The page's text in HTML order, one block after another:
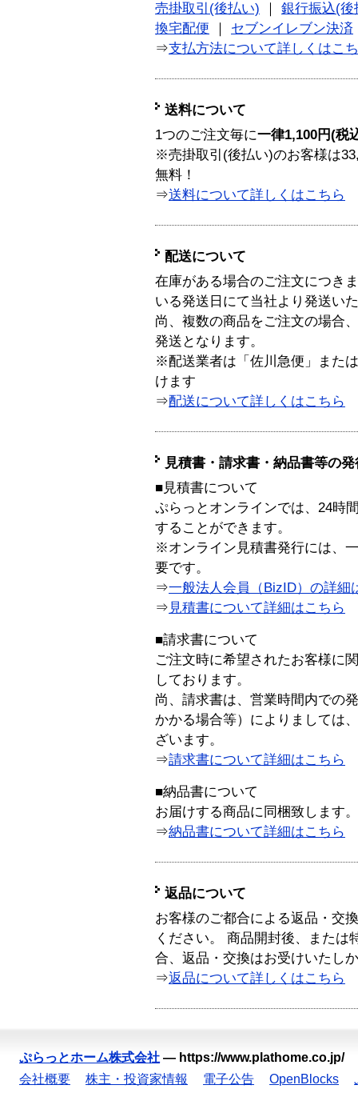
売掛取引(後払い)
銀行振込(後
換宅配便
セブンイレブン決済
⇒支払方法について詳しくはこ
送料について
1つのご注文毎に一律1,100円(税
※売掛取引(後払い)のお客様は
無料！
⇒送料について詳しくはこちら
配送について
在庫がある場合のご注文につき
いる発送日にて当社より発送い
尚、複数の商品をご注文の場合
発送となります。
※配送業者は「佐川急便」また
けます
⇒配送について詳しくはこちら
見積書・請求書・納品書等の
■見積書について
ぷらっとオンラインでは、24時
することができます。
※オンライン見積書発行には、
要です。
⇒一般法人会員（BizID）の詳細
⇒ 見積書について詳細はこちら
■請求書について
ご注文時に希望されたお客様に
しております。
尚、請求書は、営業時間内での
かかる場合等）によりましては
ざいます。
⇒請求書について詳細はこちら
■納品書について
お届けする商品に同梱致します。
⇒納品書について詳細はこちら
返品について
お客様のご都合による返品・交
ください。 商品開封後、または
合、返品・交換はお受けいたし
⇒返品について詳しくはこちら
ぷらっとホーム株式会社 — https://www.plathome.co.jp/
会社概要
株主・投資家情報 電子公告 OpenBlocks